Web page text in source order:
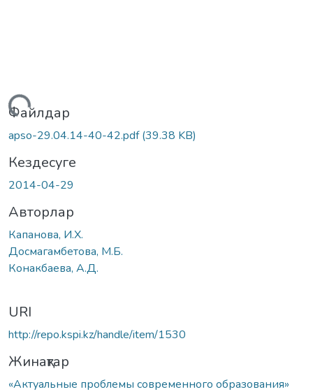
Жүктеу...
Файлдар
apso-29.04.14-40-42.pdf(39.38 KB)
Кездесуге
2014-04-29
Авторлар
Капанова, И.Х.
Досмагамбетова, М.Б.
Конакбаева, А.Д.
URI
http://repo.kspi.kz/handle/item/1530
Жинақтар
«Актуальные проблемы современного образования»